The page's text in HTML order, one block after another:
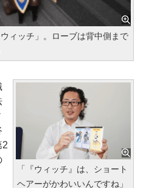
ィッチ」。ローブは背中側まで
「『ウィッチ』は、ショート
ヘアーがかわいいんですね」
2